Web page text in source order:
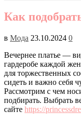
Как
в Мода 23.10.2024 0
Вечернее платье —
гардеробе каждой
для торжественных
сидеть и важно себя
Рассмотрим с чем
подбирать. Выбрать
сайте https://